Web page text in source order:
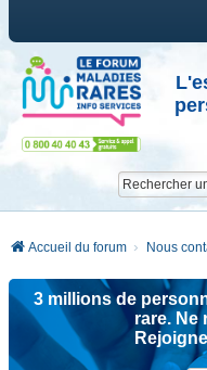
Accueil du forum Nous
3 millions de
rare. Ne